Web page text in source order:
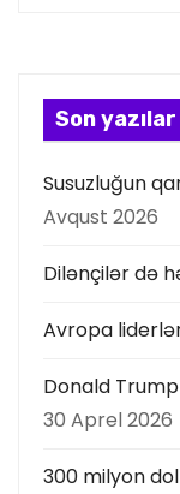
a
s
ı
Son yazılar
Susuzluğun
Avqust 2026
Dilənçilər də
Avropa
Donald
30 Aprel 2026
300 milyon